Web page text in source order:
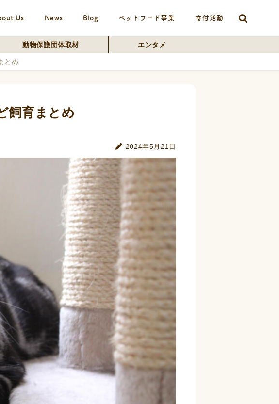
Us News Blog ペットフード事業 寄付活動
動物保護団体取材 エンタメ
とめ
飼育まとめ
2024年5月21日